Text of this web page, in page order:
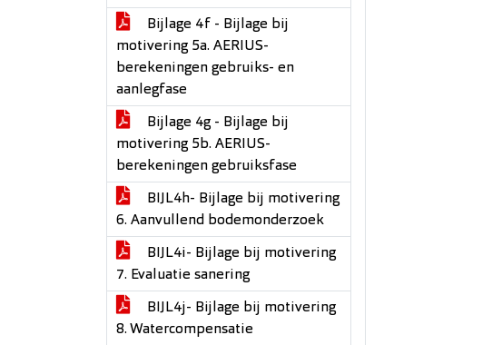
Bijlage 4f - Bijlage bij
motivering 5a. AERIUS-
berekeningen gebruiks- en
aanlegfase
Bijlage 4g - Bijlage bij
motivering 5b. AERIUS-
berekeningen gebruiksfase
BIJL4h- Bijlage bij motivering
6. Aanvullend bodemonderzoek
BIJL4i- Bijlage bij motivering
7. Evaluatie sanering
BIJL4j- Bijlage bij motivering
8. Watercompensatie